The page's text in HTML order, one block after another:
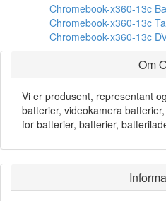
Chromebook-x360-13c
Chromebook-x360-13c
Chromebook-x360-13c
Om
Vi er produsent, representant
batterier, videokamera
for batterier, batterier,